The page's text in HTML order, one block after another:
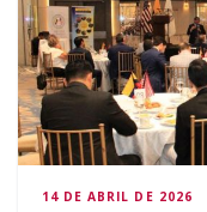
14 DE ABRIL DE 2026